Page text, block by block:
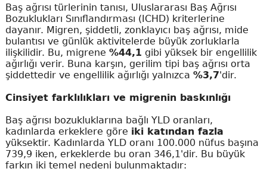
Baş ağrısı türlerinin tanısı, Uluslararası Baş Ağrısı
Bozuklukları Sınıflandırması (ICHD) kriterlerine
dayanır. Migren, şiddetli, zonklayıcı baş ağrısı, mide
bulantısı ve günlük aktivitelerde büyük zorluklarla
ilişkilidir. Bu, migrene %44,1 gibi yüksek bir engellilik
ağırlığı verir. Buna karşın, gerilim tipi baş ağrısı orta
şiddettedir ve engellilik ağırlığı yalnızca %3,7'dir.
Cinsiyet farklılıkları ve migrenin baskınlığı
Baş ağrısı bozukluklarına bağlı YLD oranları,
kadınlarda erkeklere göre iki katından fazla
yüksektir. Kadınlarda YLD oranı 100.000 nüfus başına
739,9 iken, erkeklerde bu oran 346,1'dir. Bu büyük
farkın iki temel nedeni bulunmaktadır: